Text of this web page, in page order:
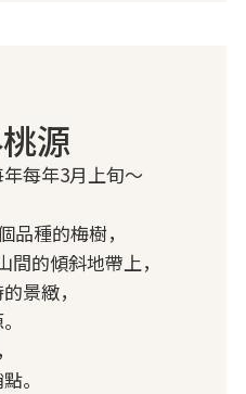
源
每年3月上旬～
品種的梅樹，
的傾斜地帶上，
景緻，
。